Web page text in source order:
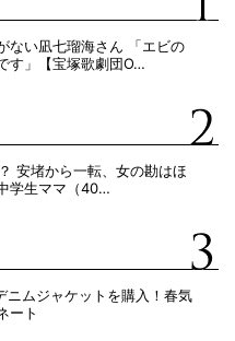
ない凪七瑠海さん 「エビの
す」【宝塚歌劇団O…
安堵から一転、女の勘はほ
学生ママ（40…
ニムジャケットを購入！春気
ート